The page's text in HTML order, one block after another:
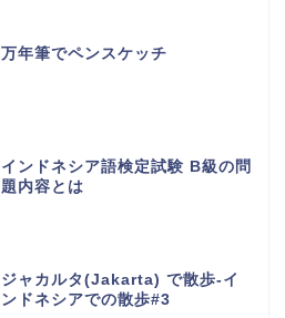
万年筆でペンスケッチ
インドネシア語検定試験 B級の問
題内容とは
ジャカルタ(Jakarta) で散歩-イ
ンドネシアでの散歩#3